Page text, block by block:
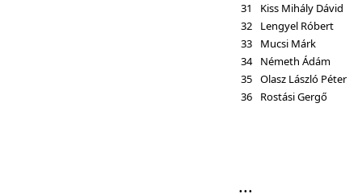
31
Kiss Mihály Dávid
32
Lengyel Róbert
33
Mucsi Márk
34
Németh Ádám
35 Olasz László Péter
36
Rostási Gergő
...